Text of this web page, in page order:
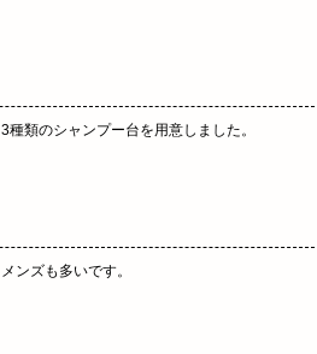
3種類のシャンプー台を用意しました。
メンズも多いです。